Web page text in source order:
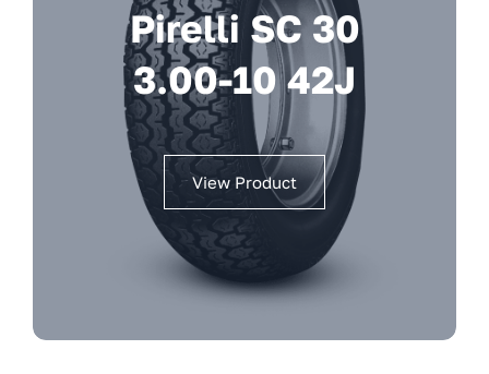
Pirelli SC 30
3.00-10 42J
View Product